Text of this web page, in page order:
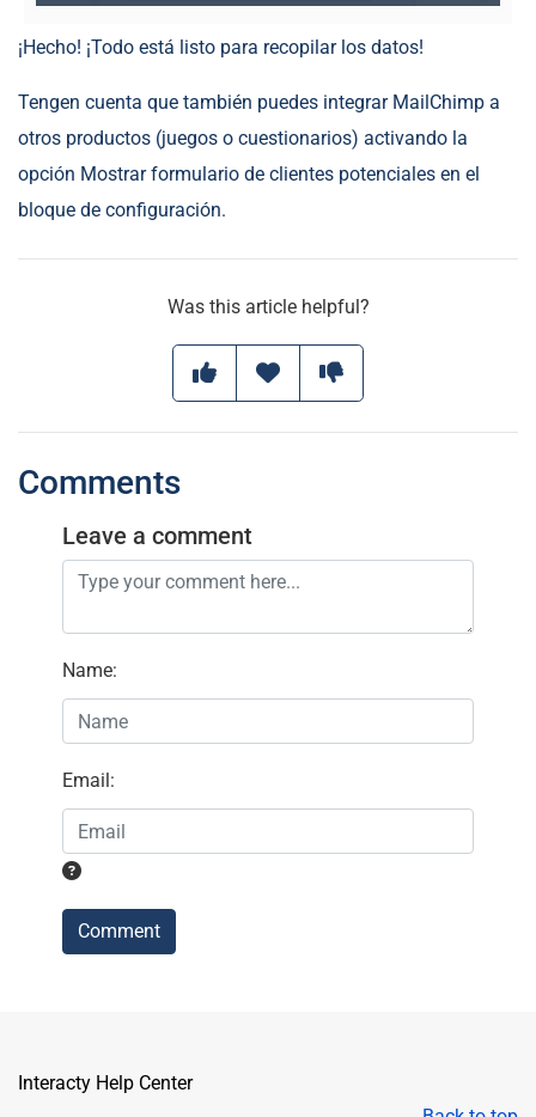
¡Hecho! ¡Todo está listo para recopilar los datos!
Tengen cuenta que también puedes integrar MailChimp a
otros productos (juegos o cuestionarios) activando la
opción Mostrar formulario de clientes potenciales en el
bloque de configuración.
Was this article helpful?
Comments
Leave a comment
Name:
Email:
Comment
Interacty Help Center